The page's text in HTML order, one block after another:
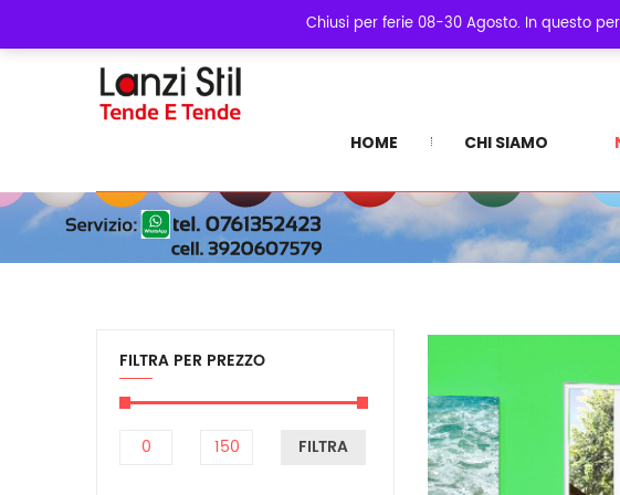
Chiusi per ferie 08-30 Agosto. In questo
HOME CHI SIAMO
FILTRA PER PREZZO
Prezzo
Min
Prezzo
Max
FILTRA